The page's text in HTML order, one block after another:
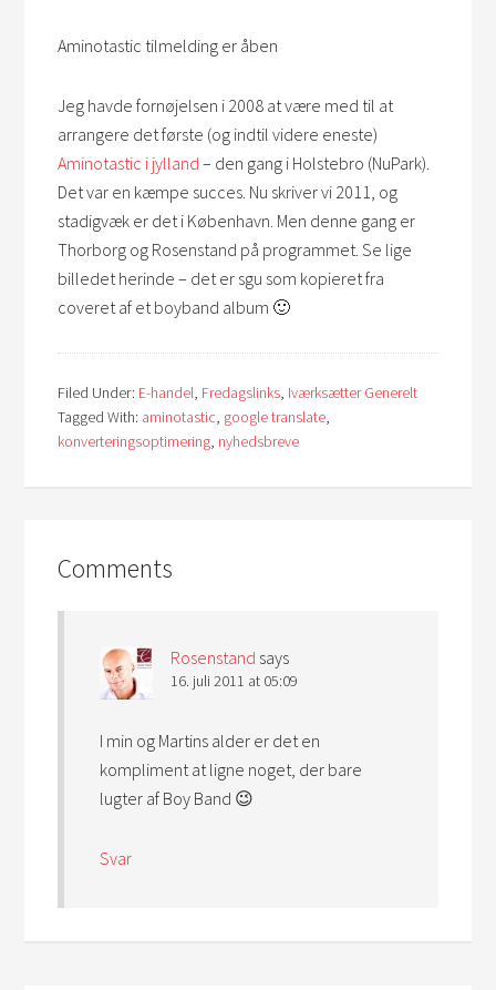
Aminotastic tilmelding er åben
Jeg havde fornøjelsen i 2008 at være med til at
arrangere det første (og indtil videre eneste)
Aminotastic i jylland – den gang i Holstebro (NuPark).
Det var en kæmpe succes. Nu skriver vi 2011, og
stadigvæk er det i København. Men denne gang er
Thorborg og Rosenstand på programmet. Se lige
billedet herinde – det er sgu som kopieret fra
coveret af et boyband album 🙂
Filed Under: E-handel, Fredagslinks, Iværksætter Generelt
Tagged With: aminotastic, google translate,
konverteringsoptimering, nyhedsbreve
Comments
Rosenstand says
16. juli 2011 at 05:09
I min og Martins alder er det en
kompliment at ligne noget, der bare
lugter af Boy Band 😉
Svar